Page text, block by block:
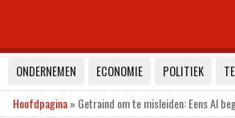
ONDERNEMEN ECONOMIE POLITIEK
Hoofdpagina» Getraind om te misleiden: Eens AI